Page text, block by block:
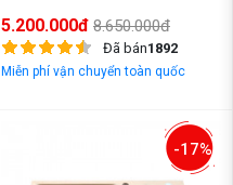
5.200.000đ 8.650.000đ
Đã bán1892
Miễn phí vận chuyển toàn quốc
-17%